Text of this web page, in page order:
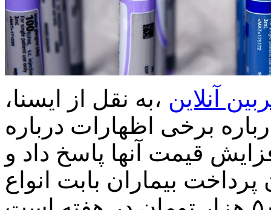
آنلاین ،به نقل از ایسنا،
برخی اظهارات درباره
قیمت آنها پاسخ داد و
بیماران بابت انواع